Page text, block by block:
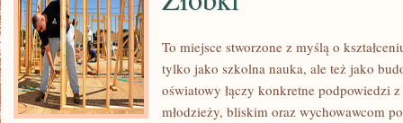
To miejsce stworzone z myślą o
tylko jako szkolna nauka, ale też jako
oświatowy łączy konkretne podpowiedzi
młodzieży, bliskim oraz wychowawcom